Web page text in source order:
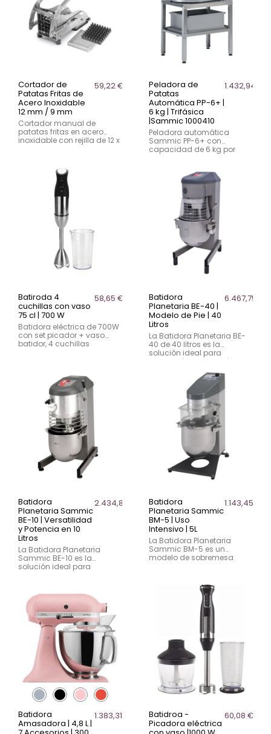
Cortador de
Patatas Fritas de
Acero Inoxidable
12 mm / 9 mm
59,22 €
Cortador manual de
patatas fritas en acero
inoxidable con rejilla de 12 x
resultado uniforme. Base
estable con pies de goma y
palanca de alto
rendimiento. Ideal para
hostelería y cocinas
profesionales.
Peladora de
Patatas
Automática PP-6+ |
6 kg | Trifásica
|Sammic 1000410
1.432,94 €
Peladora automática
Sammic PP-6+ con
capacidad de 6 kg por
sistema de abrasión
duradero.. No incluye
el soporte
Batiroda 4
cuchillas con vaso
75 cl | 700 W
58,65 €
Batidora eléctrica de 700W
con set picador + vaso
batidor, 4 cuchillas
Batidora
Planetaria BE-40 |
Modelo de Pie | 40
Litros
6.467,75 €
La Batidora Planetaria BE-
40 de 40 litros es la
solución ideal para
panaderías, pastelerías y
restaurantes. Con 1400 W
de potencia, velocidad
variable y temporizador
integrado, garantiza
mezclas homogéneas y de
alta calidad.
Batidora
Planetaria Sammic
BE-10 | Versatilidad
y Potencia en 10
Litros
2.434,82 €
La Batidora Planetaria
Sammic BE-10 es la
solución ideal para
la cocina que buscan
eficiencia y versatilidad en
sus preparaciones. Con un
caldero de 10 litros, esta
batidora está diseñada
para manejar desde
masas de pan hasta
salsas delicadas,
garantizando siempre
resultados óptimo
Batidora
Planetaria Sammic
BM-5 | Uso
Intensivo | 5L
1.143,45 €
La Batidora Planetaria
Sammic BM-5 es un
modelo de sobremesa
pastelerías y restaurantes.
Con 5 litros de capacidad,
velocidad variable y
certificación NSF, es la
solución perfecta para
Batidora
Amasadora | 4,8 L |
1.383,31 € Batidroa -
Picadora eléctrica
60,08 €